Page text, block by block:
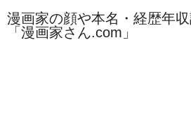
漫画家の顔や本名・経歴年
「漫画家さん.com」